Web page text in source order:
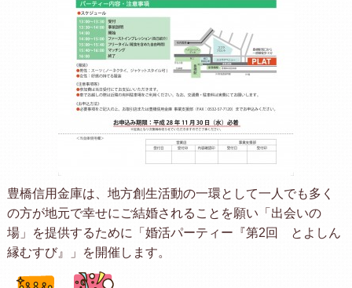
豊橋信用金庫は、地方創生活動の一環として一人でも多く
の方が地元で幸せにご結婚されることを願い「出会いの
場」を提供するために「婚活パーティー『第2回 とよしん
縁むすび』」を開催します。